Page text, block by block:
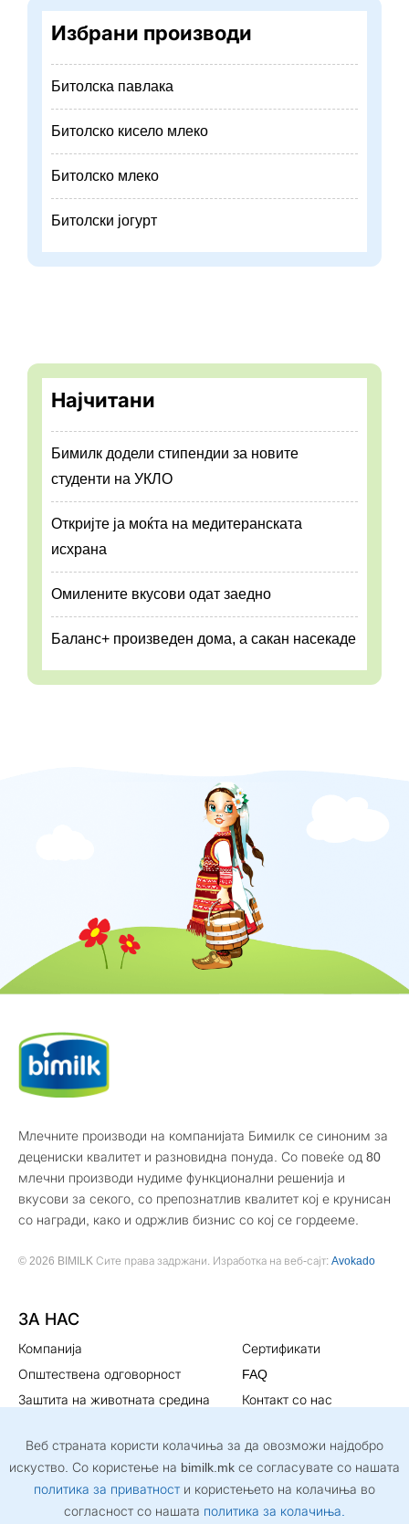
Избрани производи
Битолска павлака
Битолско кисело млеко
Битолско млеко
Битолски јогурт
Најчитани
Бимилк додели стипендии за новите
студенти на УКЛО
Откријте ја моќта на медитеранската
исхрана
Омилените вкусови одат заедно
Баланс+ произведен дома, а сакан насекаде
Млечните производи на компанијата Бимилк се синоним за
децениски квалитет и разновидна понуда. Со повеќе од 80
млечни производи нудиме функционални решенија и
вкусови за секого, со препознатлив квалитет кој е крунисан
со награди, како и одржлив бизнис со кој се гордееме.
© 2026 BIMILK Сите права задржани. Изработка на веб-сајт: Avokado
ЗА НАС
Компанија
Општествена одговорност
Заштита на животната средина
Сертификати
FAQ
Контакт со нас
приватност
СЛЕДЕТЕ НЀ
Придружете ни се на социјалните мрежи и информирајте се за
Веб страната користи колачиња за да овозможи најдобро
искуство. Со користење на bimilk.mk се согласувате со нашата
политика за приватност и користењето на колачиња во
согласност со нашата политика за колачиња.